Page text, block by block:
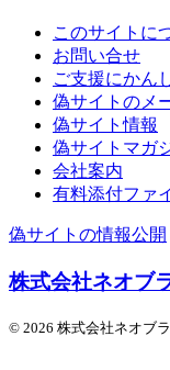
このサイトに
お問い合せ
ご支援にかん
偽サイトのメ
偽サイト情報
偽サイトマガ
会社案内
有料添付ファ
偽サイトの情報公開
株式会社ネオブ
© 2026 株式会社ネオブ